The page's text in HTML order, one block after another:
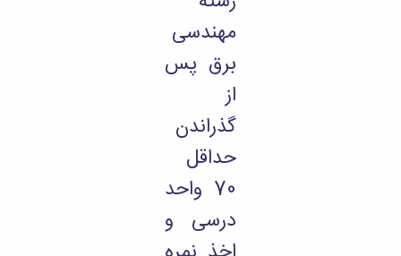
مهندسی
برق پس
از
گذراندن
حداقل
70 واحد
درسی و